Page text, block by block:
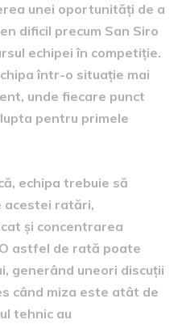
unei oportunități de a
dificil precum San Siro
echipei în competiție.
într-o situație mai
unde fiecare punct
pentru primele
echipa trebuie să
acestei ratări,
și concentrarea
astfel de rată poate
generând uneori discuții
când miza este atât de
tehnic au